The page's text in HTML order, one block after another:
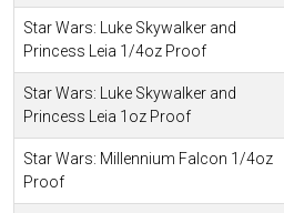
Star Wars: Luke Skywalker and
Princess Leia 1/4oz Proof
Star Wars: Luke Skywalker and
Princess Leia 1oz Proof
Star Wars: Millennium Falcon 1/4oz
Proof